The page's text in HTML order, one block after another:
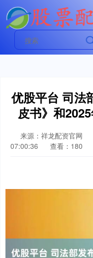
优股平台 司法
皮书》和
来源：祥龙配资官网
07:00:36
查看：180